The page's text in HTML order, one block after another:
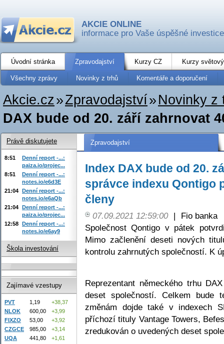
AKCIE ONLINE
informace pro Vaše úspěšné investice
Úvodní stránka Zpravodajství Kurzy CZ Kurzy
Všechny zprávy Novinky z trhů Komentáře a doporučení
Akcie.cz»Zpravodajství» Novinky z
DAX bude od 20. září zahrnovat
Zpravodajství
Index DAX bude od 20.
správce indexu Qontigo
členy
07.09.2021 12:59:00 |
Fio banka
Společnost Qontigo v pátek
Mimo začlenění deseti nových
kontrolu zahrnutých společností. K
Reprezentant německého trhu
deset společností. Celkem bude
změnám dojde také v indexech
příchozí tituly Vantage Towers,
zredukován o uvedených deset
Právě diskutujete
8:51
Denní report -...:
paiza.io/projec...
8:51
Denní report -...:
notes.io/e6d3E
21:04 Denní report -...:
notes.io/e6aQb
21:04 Denní report -...:
paiza.io/projec...
12:58 Denní report -...:
notes.io/e6ay9
Škola investování
Zajímavé vzestupy
PVT 1,19
+38,37
NLOK
600,00
+3,99
FIXZO
53,00
+3,92
CZGCE
985,00
+3,14
UQA
441,80 +1,61